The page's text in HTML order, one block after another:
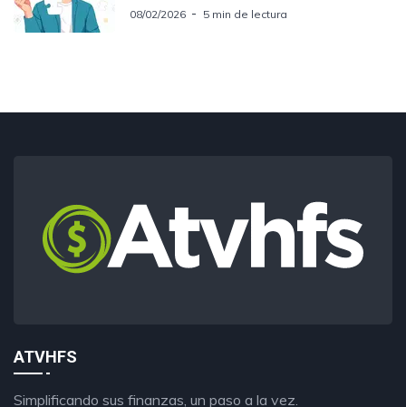
08/02/2026 5 min de lectura
ATVHFS
Simplificando sus finanzas, un paso a la vez.